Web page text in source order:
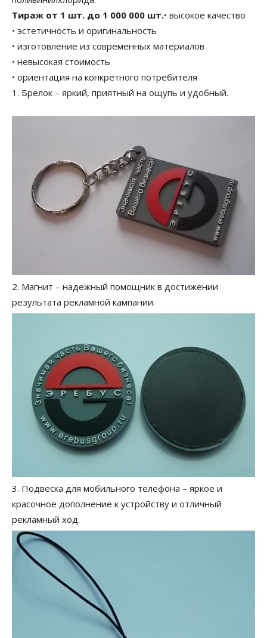
Тираж от 1 шт. до 1 000 000 шт.• высокое качество
• эстетичность и оригинальность
• изготовление из современных материалов
• невысокая стоимость
• ориентация на конкретного потребителя
1. Брелок – яркий, приятный на ощупь и удобный.
2. Магнит – надежный помощник в достижении
результата рекламной кампании.
3. Подвеска для мобильного телефона – яркое и
красочное дополнение к устройству и отличный
рекламный ход.